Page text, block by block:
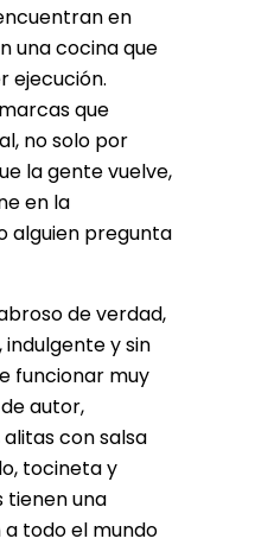
en
una cocina que
ejecución.
que
no solo por
la gente vuelve,
en la
alguien pregunta
de verdad,
y sin
funcionar muy
autor,
alitas con salsa
tocineta y
tienen una
todo el mundo